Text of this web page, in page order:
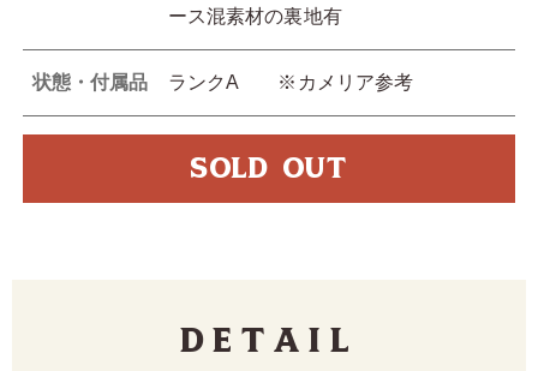
ース混素材の裏地有
状態・付属品 ランクA ※カメリア参考
SOLD OUT
Detail